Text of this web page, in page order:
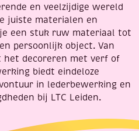
en veelzijdige wereld
juiste materialen en
een stuk ruw materiaal tot
persoonlijk object. Van
decoreren met verf of
biedt eindeloze
in lederbewerking en
bij LTC Leiden.